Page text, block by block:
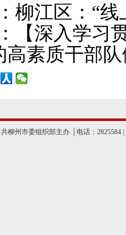
柳江区：“
【深入学习
高素质干部
柳州市委组织部主办 │电话：2825584